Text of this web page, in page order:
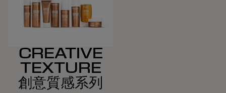
CREATIVE
TEXTURE
創意質感系列